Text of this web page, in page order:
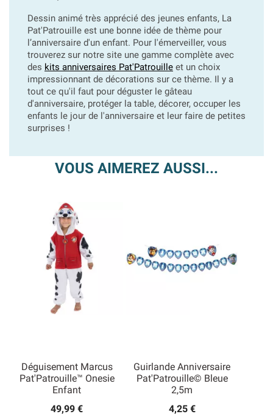
Dessin animé très apprécié des jeunes enfants, La
Pat'Patrouille est une bonne idée de thème pour
l’anniversaire d'un enfant. Pour l'émerveiller, vous
trouverez sur notre site une gamme complète avec
des kits anniversaires Pat'Patrouille et un choix
impressionnant de décorations sur ce thème. Il y a
tout ce qu'il faut pour déguster le gâteau
d'anniversaire, protéger la table, décorer, occuper les
enfants le jour de l'anniversaire et leur faire de petites
surprises !
VOUS AIMEREZ AUSSI...
Déguisement Marcus
Pat'Patrouille™ Onesie
Enfant
49,99 €
Guirlande Anniversaire
Pat'Patrouille© Bleue
2,5m
4,25 €